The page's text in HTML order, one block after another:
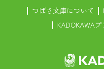
つばさ文庫について
KADOKAWA